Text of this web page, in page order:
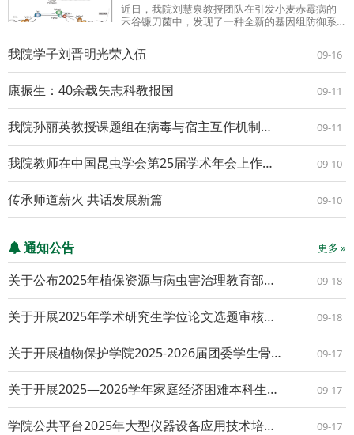
近日，我院刘慧泉教授团队在引发小麦赤霉病的
禾谷镰刀菌中，发现了一种全新的基因组防御系
统：“串联重复诱导的有性沉默（TRISS）”，相关
研究成果在线发表在Science Advances上。我院
博士研究生侯孟德为该论文第一作者，刘慧泉教
授与王秦虎...
我院学子刘晋明光荣入伍 09-16
康振生：40余载矢志科教报国 09-11
我院孙丽英教授课题组在病毒与宿主互作机制研究方面取得新进展 09-11
我院教师在中国昆虫学会第25届学术年会上作大会特邀报告 09-10
传承师道薪火 共话发展新篇 09-10
通知公告 更多 »
关于公布2025年植保资源与病虫害治理教育部重点实验室开放基金项目立项评审结果的通知 09-18
关于开展2025年学术研究生学位论文选题审核及开题论证的通知 09-18
关于开展植物保护学院2025-2026届团委学生骨干及学生会（研究生会）骨干换届工作的通知 09-17
关于开展2025—2026学年家庭经济困难本科生认定工作的通知 09-17
学院公共平台2025年大型仪器设备应用技术培训（第8期） ——日立钨灯丝扫描电镜(S-3400N)原理与应用 09-17